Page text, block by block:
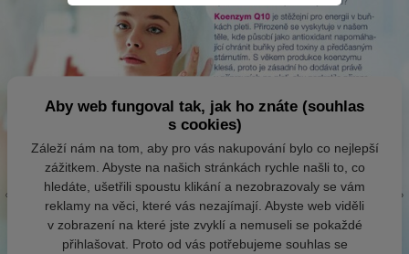
Aby web fungoval tak, jak ho znáte (souhlas
s cookies)
Záleží nám na tom, aby pro vás nakupování bylo co nejlepší
zážitkem. Abyste na našich stránkách rychle našli to, co
hledáte, ušetřili spoustu klikání a nezobrazovaly se vám
reklamy na věci, které vás nezajímají. Abyste web viděli
v zobrazení na které jste zvyklí a nemuseli se pokaždé
přihlašovat. Proto od vás potřebujeme souhlas se